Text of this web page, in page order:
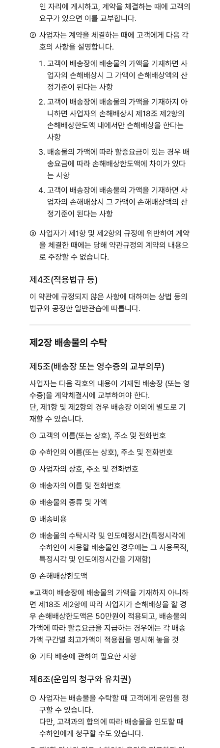
인 자리에 게시하고, 계약을 체결하는 때에 고객의
요구가 있으면 이를 교부합니다.
② 사업자는 계약을 체결하는 때에 고객에게 다음 각
호의 사항을 설명합니다.
고객이 배송장에 배송물의 가액을 기재하면 사
업자의 손해배상시 그 가액이 손해배상액의 산
정기준이 된다는 사항
고객이 배송장에 배송물의 가액을 기재하지 아
니하면 사업자의 손해배상시 제18조 제2항의
손해배상한도액 내에서만 손해배상을 한다는
사항
배송물의 가액에 따라 할증요금이 있는 경우 배
송요금에 따라 손해배상한도액에 차이가 있다
는 사항
고객이 배송장에 배송물의 가액을 기재하면 사
업자의 손해배상시 그 가액이 손해배상액의 산
정기준이 된다는 사항
③ 사업자가 제1항 및 제2항의 규정에 위반하여 계약
을 체결한 때에는 당해 약관규정의 계약의 내용으
로 주장할 수 없습니다.
제4조(적용법규 등)
이 약관에 규정되지 않은 사항에 대하여는 상법 등의
법규와 공정한 일반관습에 따릅니다.
제2장 배송물의 수탁
제5조(배송장 또는 영수증의 교부의무)
사업자는 다음 각호의 내용이 기재된 배송장 (또는 영
수증)을 계약체결시에 교부하여야 한다.
단, 제1항 및 제2항의 경우 배송장 이외에 별도로 기
재할 수 있습니다.
① 고객의 이름(또는 상호), 주소 및 전화번호
② 수하인의 이름(또는 상호), 주소 및 전화번호
③ 사업자의 상호, 주소 및 전화번호
④ 배송자의 이름 및 전화번호
⑤ 배송물의 종류 및 가액
⑥ 배송비용
⑦ 배송물의 수탁시각 및 인도예정시간(특정시각에
수하인이 사용할 배송물인 경우에는 그 사용목적,
특정시각 및 인도예정시간을 기재함)
⑧ 손해배상한도액
※고객이 배송장에 배송물의 가액을 기재하지 아니하
면 제18조 제2항에 따라 사업자가 손해배상을 할 경
우 손해배상한도액은 50만원이 적용되고, 배송물의
가액에 따라 할증요금을 지급하는 경우에는 각 배송
가액 구간별 최고가액이 적용됨을 명시해 놓을 것
⑨ 기타 배송에 관하여 필요한 사항
제6조(운임의 청구와 유치권)
① 사업자는 배송물을 수탁할 때 고객에게 운임을 청
구할 수 있습니다.
다만, 고객과의 합의에 따라 배송물을 인도할 때
수하인에게 청구할 수도 있습니다.